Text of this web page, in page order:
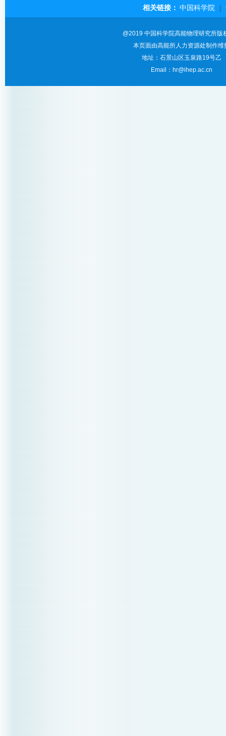
相关链接： 中国科学院
@2019 中国科学院高能物理研究所版
本页面由高能所人力资源处制作维
地址：石景山区玉泉路19号乙
Email：hr@ihep.ac.cn